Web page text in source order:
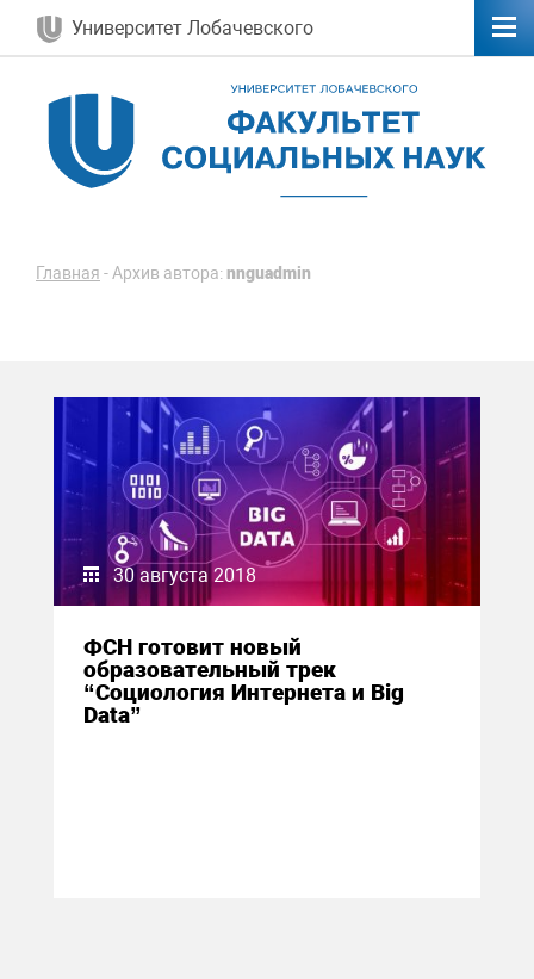
Университет Лобачевского
Главная -Архив автора: nnguadmin
30 августа 2018
ФСН готовит новый
образовательный трек
“Социология Интернета и Big
Data”